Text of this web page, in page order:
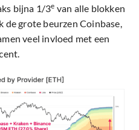
bijna 1/3e van alle blokken
de grote beurzen Coinbase,
veel invloed met een